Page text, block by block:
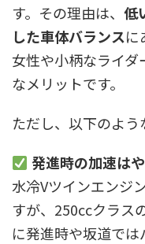
す。その理由は、 低
した車体バランスに
女性や小柄なライダ
なメリットです。
ただし、以下のよう
発進時の加速は
水冷Vツインエンジ
すが、250ccクラス
に発進時や坂道で